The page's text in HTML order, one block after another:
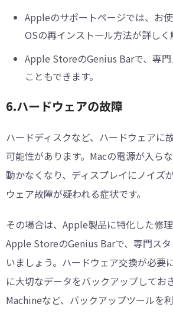
Appleのサポートページでは、お
OSの再インストール方法が詳しく
Apple StoreのGenius Barで、専
こともできます。
︎6.ハードウェアの故障
ハードディスクなど、ハードウェアに
可能性があります。Macの電源が入ら
動かなくなり、ディスプレイにノイズ
ウェア故障が疑われる症状です。
その場合は、Apple製品に特化した修理
Apple StoreのGenius Barで、専門ス
いましょう。ハードウェア交換が必要
に大切なデータをバックアップしてお
Machineなど、バックアップツールを